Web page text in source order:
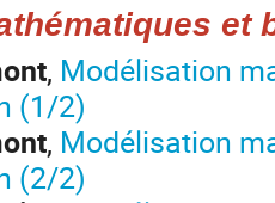
et
, Modélisation
(1/2)
, Modélisation
(2/2)